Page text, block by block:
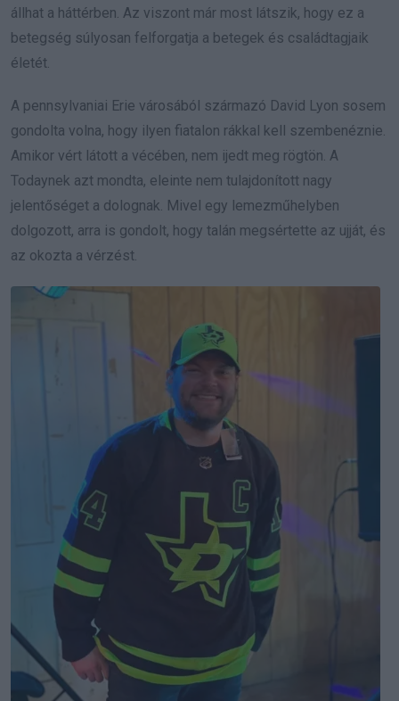
állhat a háttérben. Az viszont már most látszik, hogy ez a
betegség súlyosan felforgatja a betegek és családtagjaik
életét.
A pennsylvaniai Erie városából származó David Lyon sosem
gondolta volna, hogy ilyen fiatalon rákkal kell szembenéznie.
Amikor vért látott a vécében, nem ijedt meg rögtön. A
Todaynek azt mondta, eleinte nem tulajdonított nagy
jelentőséget a dolognak. Mivel egy lemezműhelyben
dolgozott, arra is gondolt, hogy talán megsértette az ujját, és
az okozta a vérzést.